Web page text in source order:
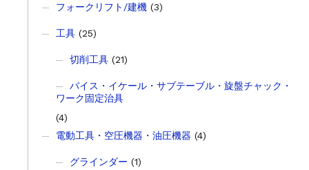
フォークリフト/建機(3)
工具(25)
切削工具(21)
バイス・イケール・サブテーブル・旋盤チャック・
ワーク固定治具
(4)
電動工具・空圧機器・油圧機器 (4)
グラインダー (1)